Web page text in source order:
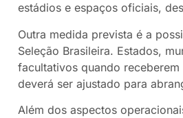
estádios e espaços oficiais,
Outra medida prevista é a
Seleção Brasileira. Estados,
facultativos quando
deverá ser ajustado para
Além dos aspectos